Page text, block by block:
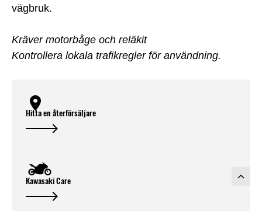
vägbruk.
Kräver motorbåge och reläkit
Kontrollera lokala trafikregler för användning.
Hitta en återförsäljare
Kawasaki Care